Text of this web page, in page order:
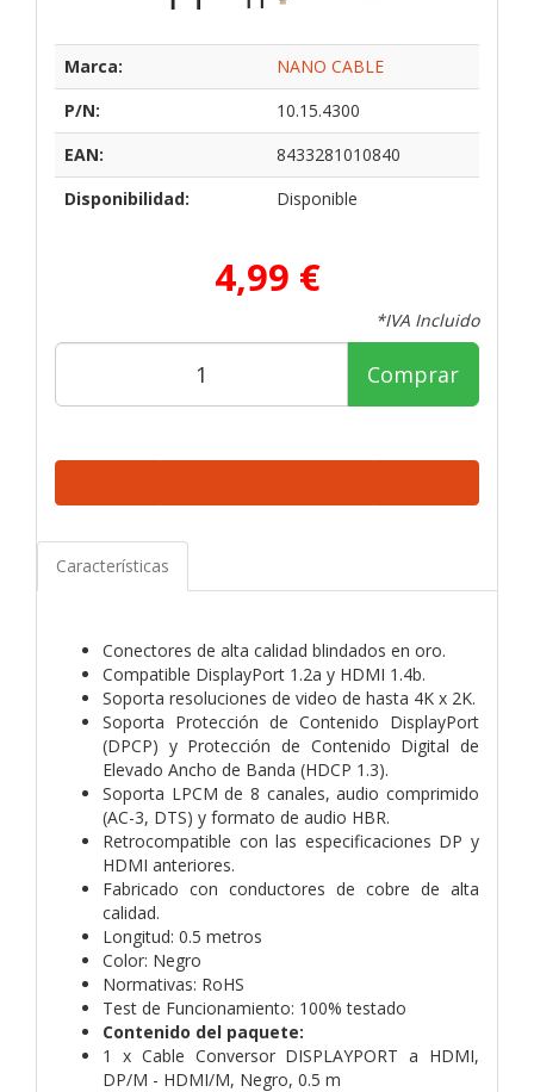
Marca:
NANO CABLE
P/N:
10.15.4300
EAN:
8433281010840
Disponibilidad:
Disponible
4,99 €
*IVA Incluido
Comprar
Características
Conectores de alta calidad blindados en oro.
Compatible DisplayPort 1.2a y HDMI 1.4b.
Soporta resoluciones de video de hasta 4K x 2K.
Soporta Protección de Contenido DisplayPort
(DPCP) y Protección de Contenido Digital de
Elevado Ancho de Banda (HDCP 1.3).
Soporta LPCM de 8 canales, audio comprimido
(AC-3, DTS) y formato de audio HBR.
Retrocompatible con las especificaciones DP y
HDMI anteriores.
Fabricado con conductores de cobre de alta
calidad.
Longitud: 0.5 metros
Color: Negro
Normativas: RoHS
Test de Funcionamiento: 100% testado
Contenido del paquete:
1 x Cable Conversor DISPLAYPORT a HDMI,
DP/M - HDMI/M, Negro, 0.5 m